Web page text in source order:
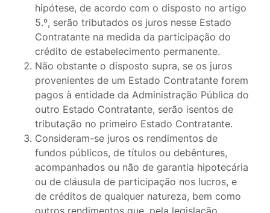
hipótese, de acordo com o disposto no artigo
5.º, serão tributados os juros nesse Estado
Contratante na medida da participação do
crédito de estabelecimento permanente.
Não obstante o disposto supra, se os juros
provenientes de um Estado Contratante forem
pagos à entidade da Administração Pública do
outro Estado Contratante, serão isentos de
tributação no primeiro Estado Contratante.
Consideram-se juros os rendimentos de
fundos públicos, de títulos ou debêntures,
acompanhados ou não de garantia hipotecária
ou de cláusula de participação nos lucros, e
de créditos de qualquer natureza, bem como
outros rendimentos que, pela legislação